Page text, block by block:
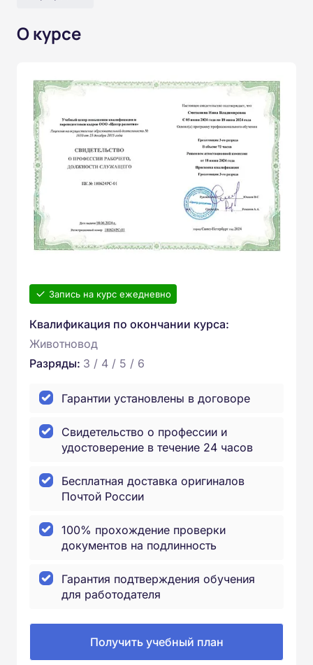
О курсе
Запись на курс ежедневно
Квалификация по окончании курса:
Животновод
Разряды: 3 / 4 / 5 / 6
Гарантии установлены в договоре
Свидетельство о профессии и
удостоверение в течение 24 часов
Бесплатная доставка оригиналов
Почтой России
100% прохождение проверки
документов на подлинность
Гарантия подтверждения обучения
для работодателя
Получить учебный план